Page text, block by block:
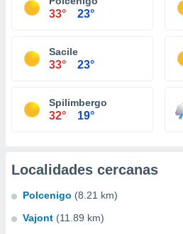
33° 23°
Sacile
33° 23°
Spilimbergo
32° 19°
Localidades cercanas
Polcenigo (8.21 km)
Vajont (11.89 km)